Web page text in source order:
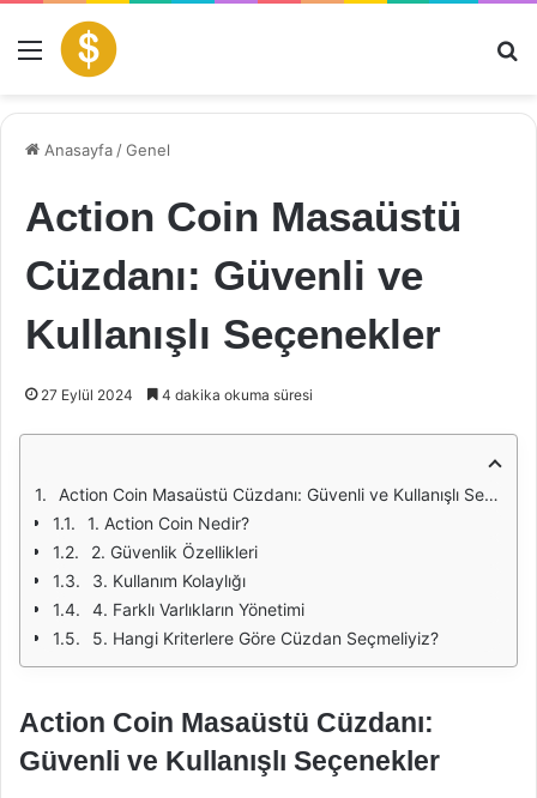
Menü
Anasayfa /Genel
Action Coin Masaüstü
Cüzdanı: Güvenli ve
Kullanışlı Seçenekler
27 Eylül 2024 4 dakika okuma süresi
Action Coin Masaüstü Cüzdanı: Güvenli ve Kullanışlı Seçenekler
1. Action Coin Nedir?
2. Güvenlik Özellikleri
3. Kullanım Kolaylığı
4. Farklı Varlıkların Yönetimi
5. Hangi Kriterlere Göre Cüzdan Seçmeliyiz?
Action Coin Masaüstü Cüzdanı:
Güvenli ve Kullanışlı Seçenekler